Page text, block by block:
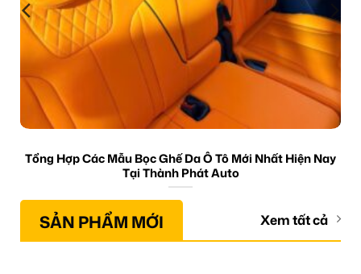
Tổng Hợp Các Mẫu Bọc Ghế Da Ô Tô Mới Nhất Hiện Nay
Tại Thành Phát Auto
SẢN PHẨM MỚI Xem tất cả